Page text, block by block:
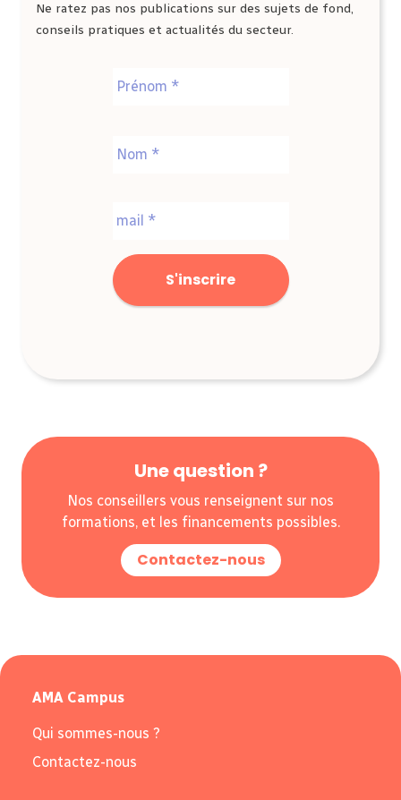
Ne ratez pas nos publications sur des sujets de fond,
conseils pratiques et actualités du secteur.
mail *
Une question ?
Nos conseillers vous renseignent sur nos
formations, et les financements possibles.
Contactez-nous
AMA Campus
Qui sommes-nous ?
Contactez-nous